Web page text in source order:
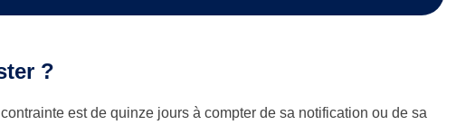
?
est de quinze jours à compter de sa notification ou de sa